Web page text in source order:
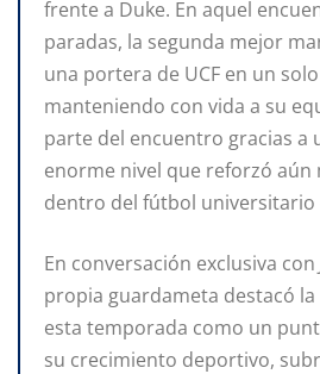
frente a Duke. En aquel
paradas, la segunda mejor
una portera de UCF en un
manteniendo con vida a su
parte del encuentro gracias a
enorme nivel que reforzó aún
dentro del fútbol universitario
En conversación exclusiva con
propia guardameta destacó
esta temporada como un
su crecimiento deportivo,